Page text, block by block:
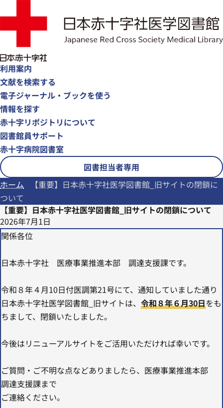
利用案内
文献を検索する
電子ジャーナル・ブックを使う
情報を探す
赤十字リポジトリについて
図書館員サポート
赤十字病院図書室
図書担当者専用
ホーム
【重要】日本赤十字社医学図書館_旧サイトの閉鎖に
ついて
【重要】日本赤十字社医学図書館_旧サイトの閉鎖について
2026年7月1日
関係各位
日本赤十字社 医療事業推進本部 調達支援課です。
令和８年４月10日付医調第21号にて、通知していました通り
日本赤十字社医学図書館_旧サイトは、 令和８年６月30日をも
ちまして、閉鎖いたしました。
今後はリニューアルサイトをご活用いただければ幸いです。
ご質問・ご不明な点などありましたら、医療事業推進本部
調達支援課まで
ご連絡ください。